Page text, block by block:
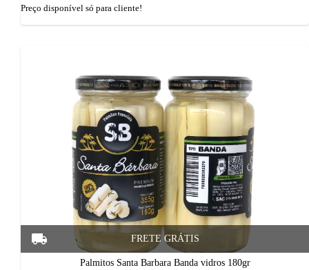
Preço disponí­vel só para cliente!
Palmitos Santa Barbara Banda vidros 180gr